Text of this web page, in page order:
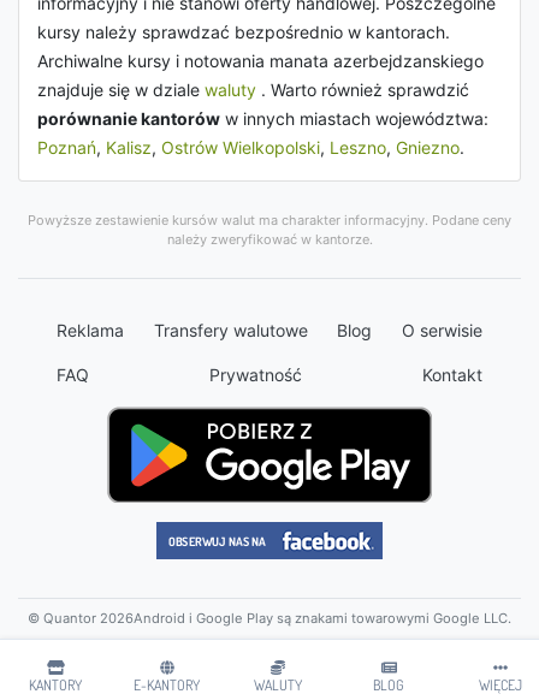
KANTORY E-KANTORY WALUTY BLOG WIĘCEJ
kursy należy sprawdzać bezpośrednio w kantorach.
Archiwalne kursy i notowania manata azerbejdzanskiego
znajduje się w dziale waluty . Warto również sprawdzić
porównanie kantorów w innych miastach województwa:
Poznań, Kalisz, Ostrów Wielkopolski, Leszno, Gniezno.
Powyższe zestawienie kursów walut ma charakter informacyjny. Podane ceny
należy zweryfikować w kantorze.
Reklama Transfery walutowe Blog O serwisie
FAQ Prywatność Kontakt
© Quantor 2026Android i Google Play są znakami towarowymi Google LLC.